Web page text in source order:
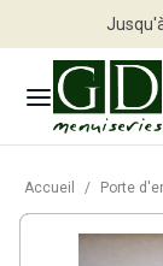
Accueil / Porte